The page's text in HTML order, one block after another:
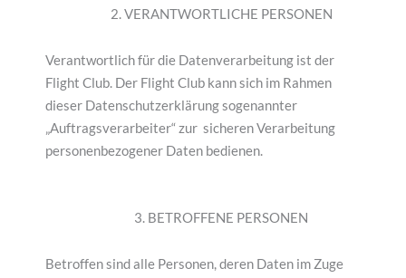
2. VERANTWORTLICHE PERSONEN
Verantwortlich für die Datenverarbeitung ist der
Flight Club. Der Flight Club kann sich im Rahmen
dieser Datenschutzerklärung sogenannter
„Auftragsverarbeiter“ zur sicheren Verarbeitung
personenbezogener Daten bedienen.
3. BETROFFENE PERSONEN
Betroffen sind alle Personen, deren Daten im Zuge